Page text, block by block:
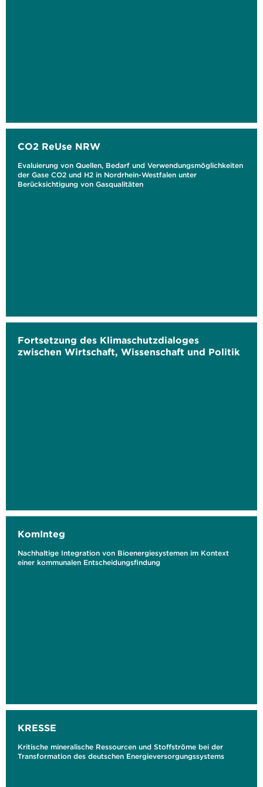
CO2 ReUse NRW
Evaluierung von Quellen, Bedarf und Verwendungsmöglichkeiten
der Gase CO2 und H2 in Nordrhein-Westfalen unter
Berücksichtigung von Gasqualitäten
Fortsetzung des Klimaschutzdialoges
zwischen Wirtschaft, Wissenschaft und Politik
KomInteg
Nachhaltige Integration von Bioenergiesystemen im Kontext
einer kommunalen Entscheidungsfindung
KRESSE
Kritische mineralische Ressourcen und Stoffströme bei der
Transformation des deutschen Energieversorgungssystems